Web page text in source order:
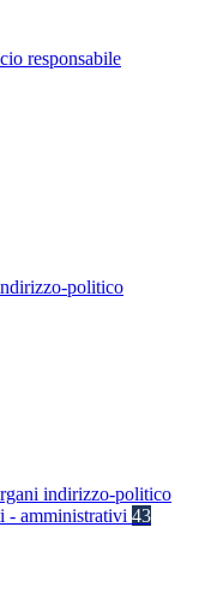
responsabile
politico
indirizzo-politico
- amministrativi 43